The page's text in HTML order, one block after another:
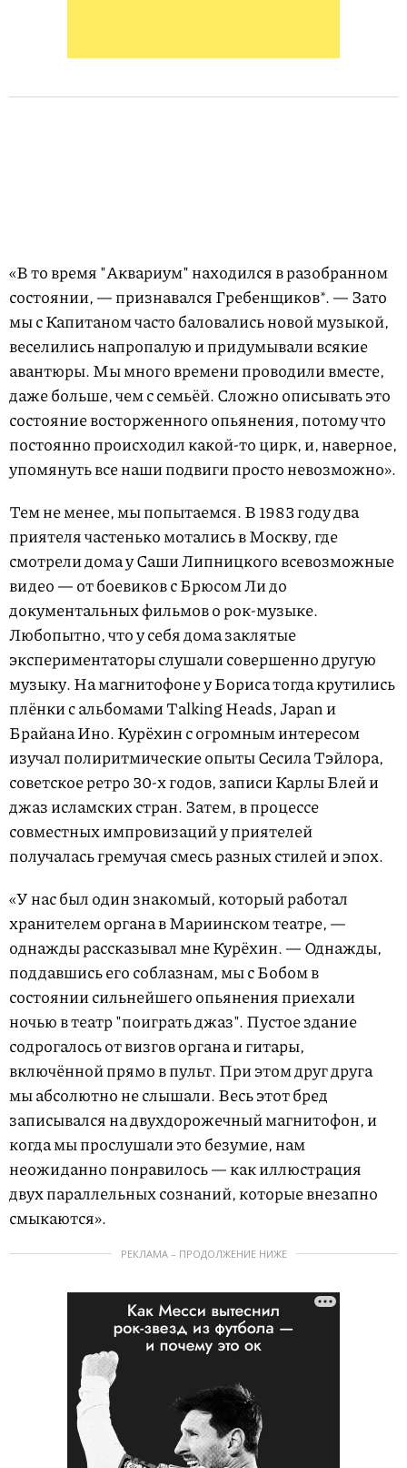
«В то время "Аквариум" находился в разобранном
состоянии, — признавался Гребенщиков*. — Зато
мы с Капитаном часто баловались новой музыкой,
веселились напропалую и придумывали всякие
авантюры. Мы много времени проводили вместе,
даже больше, чем с семьёй. Сложно описывать это
состояние восторженного опьянения, потому что
постоянно происходил какой-то цирк, и, наверное,
упомянуть все наши подвиги просто невозможно».
Тем не менее, мы попытаемся. В 1983 году два
приятеля частенько мотались в Москву, где
смотрели дома у Саши Липницкого всевозможные
видео — от боевиков с Брюсом Ли до
документальных фильмов о рок-музыке.
Любопытно, что у себя дома заклятые
экспериментаторы слушали совершенно другую
музыку. На магнитофоне у Бориса тогда крутились
плёнки c альбомами Talking Heads, Japan и
Брайана Ино. Курёхин с огромным интересом
изучал полиритмические опыты Сесила Тэйлора,
советское ретро 30-х годов, записи Карлы Блей и
джаз исламских стран. Затем, в процессе
совместных импровизаций у приятелей
получалась гремучая смесь разных стилей и эпох.
«У нас был один знакомый, который работал
хранителем органа в Мариинском театре, —
однажды рассказывал мне Курёхин. — Однажды,
поддавшись его соблазнам, мы с Бобом в
состоянии сильнейшего опьянения приехали
ночью в театр "поиграть джаз". Пустое здание
содрогалось от визгов органа и гитары,
включённой прямо в пульт. При этом друг друга
мы абсолютно не слышали. Весь этот бред
записывался на двухдорожечный магнитофон, и
когда мы прослушали это безумие, нам
неожиданно понравилось — как иллюстрация
двух параллельных сознаний, которые внезапно
смыкаются».
РЕКЛАМА – ПРОДОЛЖЕНИЕ НИЖЕ